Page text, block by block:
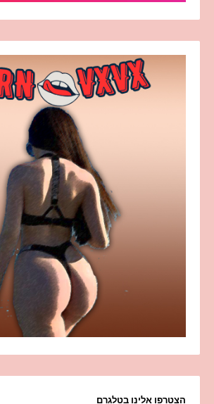
הצטרפו אלינו בטלגרם